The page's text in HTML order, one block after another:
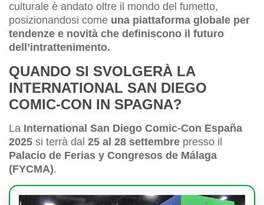
culturale è andato oltre il mondo del fumetto,
posizionandosi come una piattaforma globale per
tendenze e novità che definiscono il futuro
dell’intrattenimento.
QUANDO SI SVOLGERÀ LA
INTERNATIONAL SAN DIEGO
COMIC-CON IN SPAGNA?
La International San Diego Comic-Con España
2025 si terrà dal 25 al 28 settembre presso il
Palacio de Ferias y Congresos de Málaga
(FYCMA).